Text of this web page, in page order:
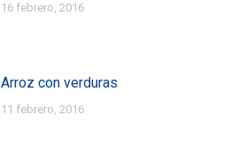
16 febrero, 2016
Arroz con verduras
11 febrero, 2016